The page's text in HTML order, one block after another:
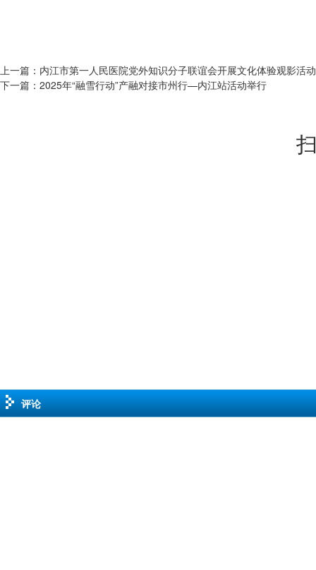
上一篇： 内江市第一人民医院党外知识分子联谊会开展文化体验观影活动
下一篇： 2025年“融雪行动”产融对接市州行—内江站活动举行
评论